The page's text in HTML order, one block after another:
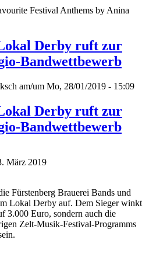
Festival Anthems by Anina
Derby ruft zur
Bandwettbewerb
am/um Mo, 28/01/2019 - 15:09
Derby ruft zur
Bandwettbewerb
März 2019
Fürstenberg Brauerei Bands und
Lokal Derby auf. Dem Sieger winkt
3.000 Euro, sondern auch die
Zelt-Musik-Festival-Programms